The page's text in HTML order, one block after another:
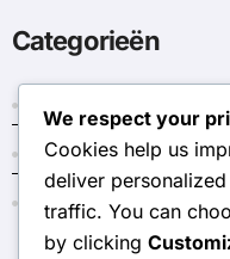
Categorieën
Evenement Cape
Giftcode
Procedures voor het
tokens
We respect your
Cookies help us
deliver
traffic. You can
by clicking